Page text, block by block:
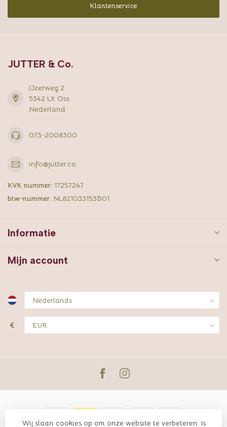
Klantenservice
JUTTER & Co.
IJzerweg 2
5342 LX Oss
Nederland
073-2008300
info@jutter.co
KVK nummer: 17257247
btw-nummer: NL821033153B01
Informatie
Mijn account
€
Wij slaan cookies op om onze website te verbeteren. Is